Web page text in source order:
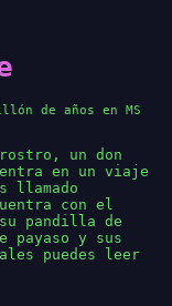
de años en MS
un don
en un viaje
llamado
con el
su pandilla de
payaso y sus
puedes leer